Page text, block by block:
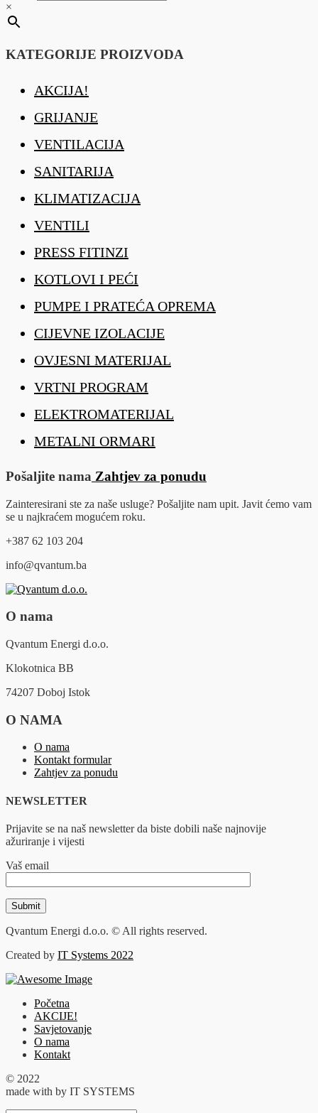
×
KATEGORIJE PROIZVODA
AKCIJA!
GRIJANJE
VENTILACIJA
SANITARIJA
KLIMATIZACIJA
VENTILI
PRESS FITINZI
KOTLOVI I PEĆI
PUMPE I PRATEĆA OPREMA
CIJEVNE IZOLACIJE
OVJESNI MATERIJAL
VRTNI PROGRAM
ELEKTROMATERIJAL
METALNI ORMARI
Pošaljite nama Zahtjev za ponudu
Zainteresirani ste za naše usluge? Pošaljite nam upit. Javit ćemo vam
se u najkraćem mogućem roku.
+387 62 103 204
info@qvantum.ba
O nama
Qvantum Energi d.o.o.
Klokotnica BB
74207 Doboj Istok
O NAMA
O nama
Kontakt formular
Zahtjev za ponudu
NEWSLETTER
Prijavite se na naš newsletter da biste dobili naše najnovije
ažuriranje i vijesti
Vaš email
Qvantum Energi d.o.o. © All rights reserved.
Created by IT Systems 2022
Početna
AKCIJE!
Savjetovanje
O nama
Kontakt
© 2022
made with by IT SYSTEMS